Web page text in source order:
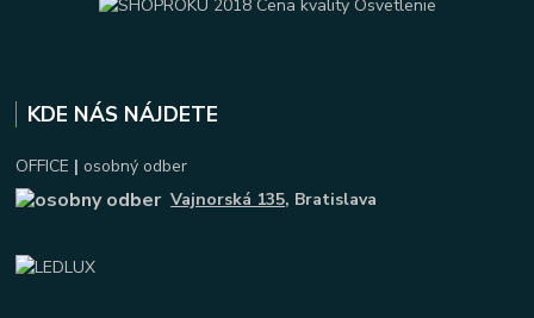
KDE NÁS NÁJDETE
OFFICE | osobný odber
Vajnorská 135, Bratislava